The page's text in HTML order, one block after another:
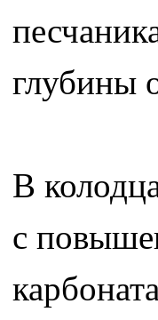
глубины
В
с